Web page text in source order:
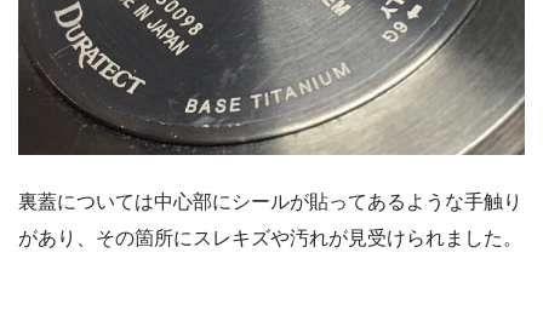
裏蓋については中心部にシールが貼ってあるような手触り
があり、その箇所にスレキズや汚れが見受けられました。